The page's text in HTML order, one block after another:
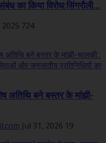
का किया विरोध:सिंगरौली...
2025 724
अतिथि बने बस्तर के मांझी-
Jul 31, 2026 19